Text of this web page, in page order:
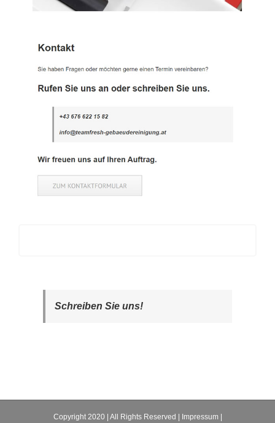
Schreiben Sie uns!
Copyright 2020 | All Rights Reserved | Impressum|